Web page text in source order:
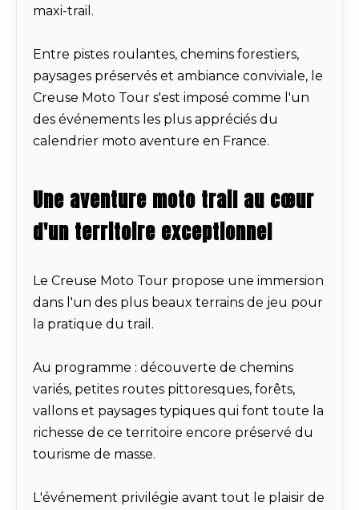
maxi-trail.
Entre pistes roulantes, chemins forestiers,
paysages préservés et ambiance conviviale, le
Creuse Moto Tour s'est imposé comme l'un
des événements les plus appréciés du
calendrier moto aventure en France.
Une aventure moto trail au cœur
d'un territoire exceptionnel
Le Creuse Moto Tour propose une immersion
dans l'un des plus beaux terrains de jeu pour
la pratique du trail.
Au programme : découverte de chemins
variés, petites routes pittoresques, forêts,
vallons et paysages typiques qui font toute la
richesse de ce territoire encore préservé du
tourisme de masse.
L'événement privilégie avant tout le plaisir de